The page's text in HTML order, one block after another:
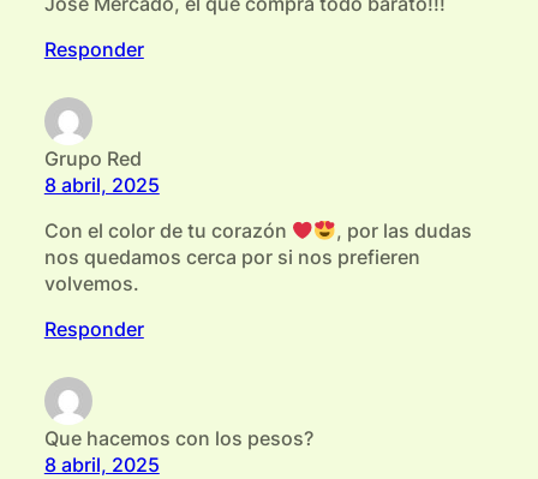
Responder
Grupo Red
8 abril, 2025
Con el color de tu corazón
, por las dudas
nos quedamos cerca por si nos prefieren
volvemos.
Responder
Que hacemos con los pesos?
8 abril, 2025